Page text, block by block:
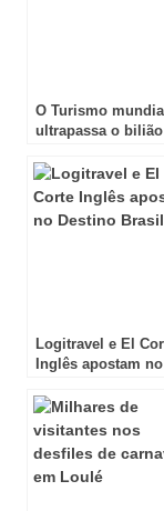
O Turismo
ultrapassa o
Logitravel e El
Inglês apostam no